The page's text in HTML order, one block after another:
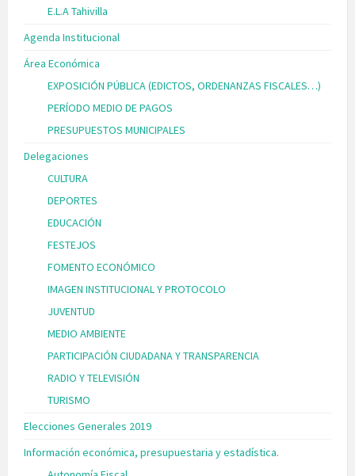
E.L.A Tahivilla
Agenda Institucional
Área Económica
EXPOSICIÓN PÚBLICA (EDICTOS, ORDENANZAS FISCALES…)
PERÍODO MEDIO DE PAGOS
PRESUPUESTOS MUNICIPALES
Delegaciones
CULTURA
DEPORTES
EDUCACIÓN
FESTEJOS
FOMENTO ECONÓMICO
IMAGEN INSTITUCIONAL Y PROTOCOLO
JUVENTUD
MEDIO AMBIENTE
PARTICIPACIÓN CIUDADANA Y TRANSPARENCIA
RADIO Y TELEVISIÓN
TURISMO
Elecciones Generales 2019
Información económica, presupuestaria y estadística.